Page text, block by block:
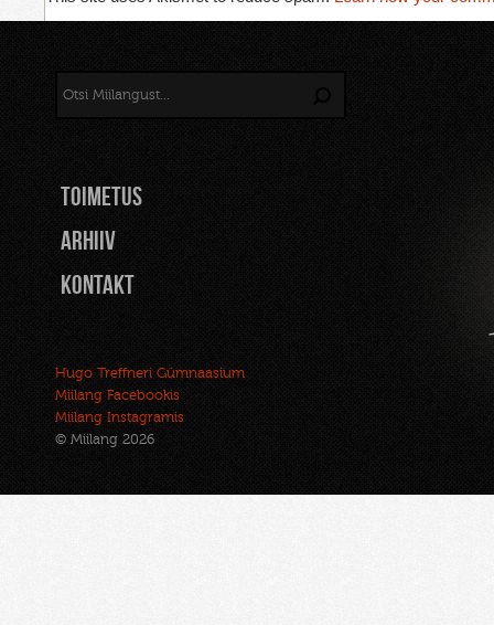
TOIMETUS
Arhiiv
Kontakt
Hugo Treffneri Gümnaasium
Miilang Facebookis
Miilang Instagramis
© Miilang 2026